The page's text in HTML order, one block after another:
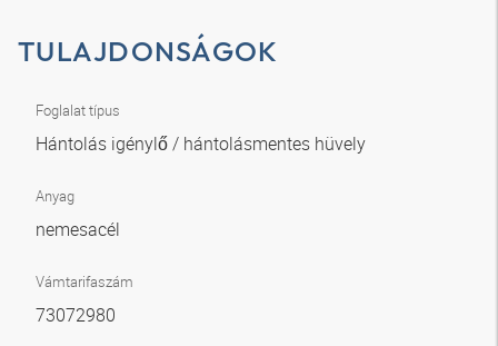
TULAJDONSÁGOK
Foglalat típus
Hántolás igénylő / hántolásmentes hüvely
Anyag
nemesacél
Vámtarifaszám
73072980